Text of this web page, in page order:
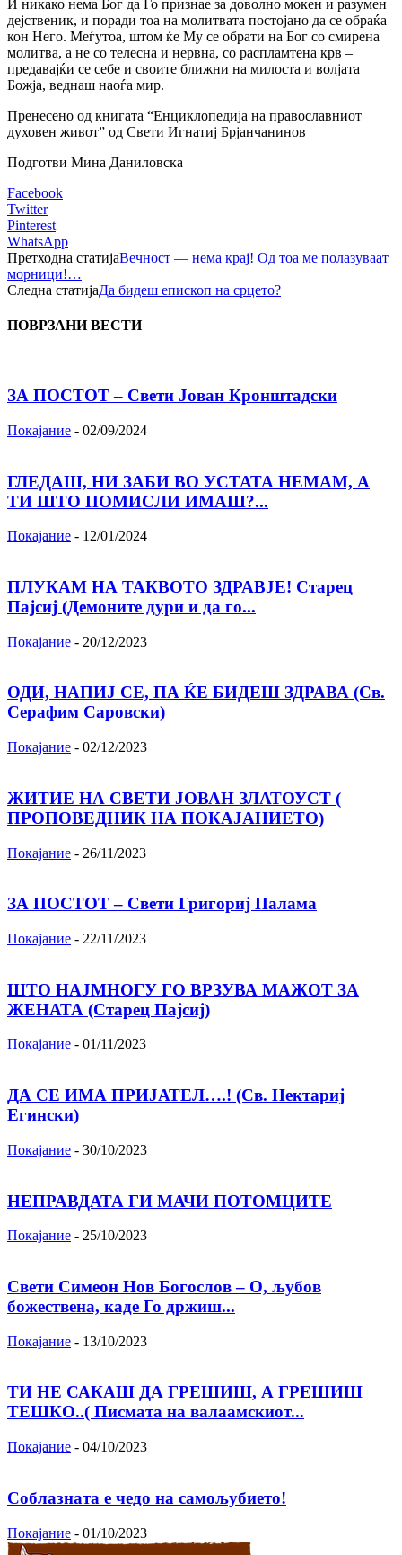
И никако нема Бог да Го признае за доволно мокен и разумен
дејственик, и поради тоа на молитвата постојано да се обраќа
кон Него. Меѓутоа, штом ќе My се обрати на Бог со смирена
молитва, а не со телесна и нервна, со распламтена крв –
предавајќи се себе и своите ближни на милоста и волјата
Божја, веднаш наоѓа мир.
Пренесено од книгата “Енциклопедија на православниот
духовен живот” од Свети Игнатиј Брјанчанинов
Подготви Мина Даниловска
Facebook
Twitter
Pinterest
WhatsApp
Претходна статијаВечност — нема крај! Од тоа ме полазуваат
морници!…
Следна статијаДа бидеш епископ на срцето?
ПОВРЗАНИ ВЕСТИ
ЗА ПОСТОТ – Свети Јован Кронштадски
Покајание - 02/09/2024
ГЛЕДАШ, НИ ЗАБИ ВО УСТАТА НЕМАМ, А
ТИ ШТО ПОМИСЛИ ИМАШ?...
Покајание - 12/01/2024
ПЛУКАМ НА ТАКВОТО ЗДРАВЈЕ! Старец
Пајсиј (Демоните дури и да го...
Покајание - 20/12/2023
ОДИ, НАПИЈ СЕ, ПА ЌЕ БИДЕШ ЗДРАВА (Св.
Серафим Саровски)
Покајание - 02/12/2023
ЖИТИЕ НА СВЕТИ ЈОВАН ЗЛАТОУСТ (
ПРОПОВЕДНИК НА ПОКАЈАНИЕТО)
Покајание - 26/11/2023
ЗА ПОСТОТ – Свети Григориј Палама
Покајание - 22/11/2023
ШТО НАЈМНОГУ ГО ВРЗУВА МАЖОТ ЗА
ЖЕНАТА (Старец Пајсиј)
Покајание - 01/11/2023
ДА СЕ ИМА ПРИЈАТЕЛ….! (Св. Нектариј
Егински)
Покајание - 30/10/2023
НЕПРАВДАТА ГИ МАЧИ ПОТОМЦИТЕ
Покајание - 25/10/2023
Свети Симеон Нов Богослов – О, љубов
божествена, каде Го држиш...
Покајание - 13/10/2023
ТИ НЕ САКАШ ДА ГРЕШИШ, А ГРЕШИШ
ТЕШКО..( Писмата на валаамскиот...
Покајание - 04/10/2023
Соблазната е чедо на самољубието!
Покајание - 01/10/2023